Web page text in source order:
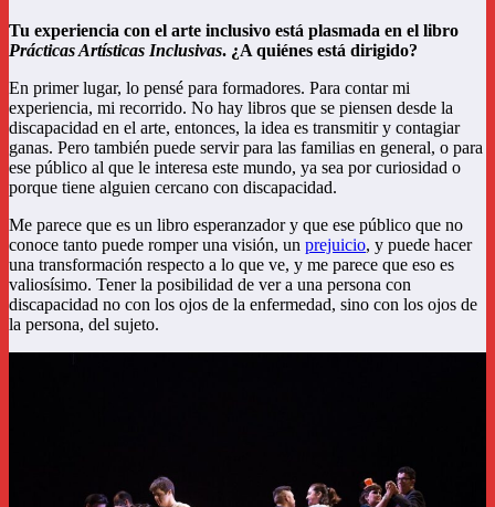
Tu experiencia con el arte inclusivo está plasmada en el libro
Prácticas Artísticas Inclusivas. ¿A quiénes está dirigido?
En primer lugar, lo pensé para formadores. Para contar mi
experiencia, mi recorrido. No hay libros que se piensen desde la
discapacidad en el arte, entonces, la idea es transmitir y contagiar
ganas. Pero también puede servir para las familias en general, o para
ese público al que le interesa este mundo, ya sea por curiosidad o
porque tiene alguien cercano con discapacidad.
Me parece que es un libro esperanzador y que ese público que no
conoce tanto puede romper una visión, un prejuicio, y puede hacer
una transformación respecto a lo que ve, y me parece que eso es
valiosísimo. Tener la posibilidad de ver a una persona con
discapacidad no con los ojos de la enfermedad, sino con los ojos de
la persona, del sujeto.